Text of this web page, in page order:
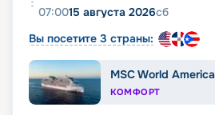
07:0015 августа 2026сб
Вы посетите 3 страны:
MSC World America
КОМФОРТ